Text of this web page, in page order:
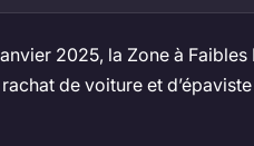
2025, la Zone à
de voiture et